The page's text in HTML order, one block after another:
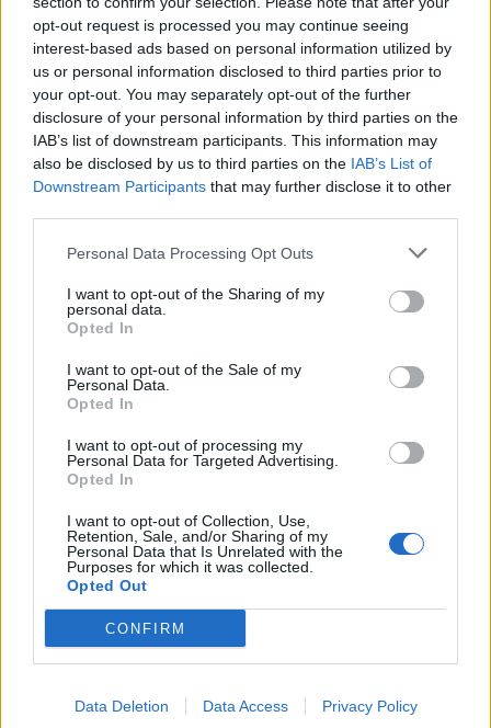
opt-out request is processed you may continue seeing
interest-based ads based on personal information utilized by
us or personal information disclosed to third parties prior to
your opt-out. You may separately opt-out of the further
disclosure of your personal information by third parties on the
IAB’s list of downstream participants. This information may
also be disclosed by us to third parties on the IAB’s List of
Downstream Participants that may further disclose it to other
Personal Data Processing Opt Outs
I want to opt-out of the Sharing of my
personal data.
Opted In
I want to opt-out of the Sale of my
Personal Data.
Opted In
I want to opt-out of processing my
Personal Data for Targeted Advertising.
Opted In
I want to opt-out of Collection, Use,
Retention, Sale, and/or Sharing of my
Personal Data that Is Unrelated with the
Purposes for which it was collected.
Opted Out
CONFIRM
Data Deletion Data Access Privacy Policy
Po përpiqen të na bëjnë
budallenj”, Morientes
kritikon Real Madridin për
çështjen Rodri
Ivan Toney akuzohet për
sulm në një klub nate në
Soho, paraqitja në gjykatë
më 24 shtator
Amorim vendos si
objektiva për Milanin
Ligën e Evropës
Manchester City i thotë
përcakton çmimin e tij
Bratu pas triumfit ndaj
Elbasanit: U ndeshëm me
mirë, këtë vit Partizani
Vllaznisë